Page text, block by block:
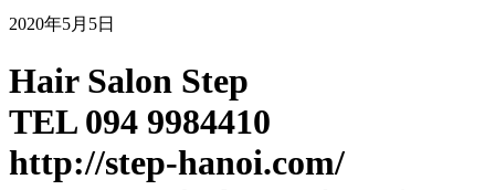
2020年5月5日
Hair Salon Step
TEL‭ 094 9984410‬
http://step-hanoi.com/